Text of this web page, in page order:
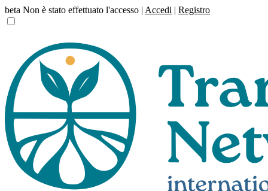
beta Non è stato effettuato l'accesso | Accedi | Registro